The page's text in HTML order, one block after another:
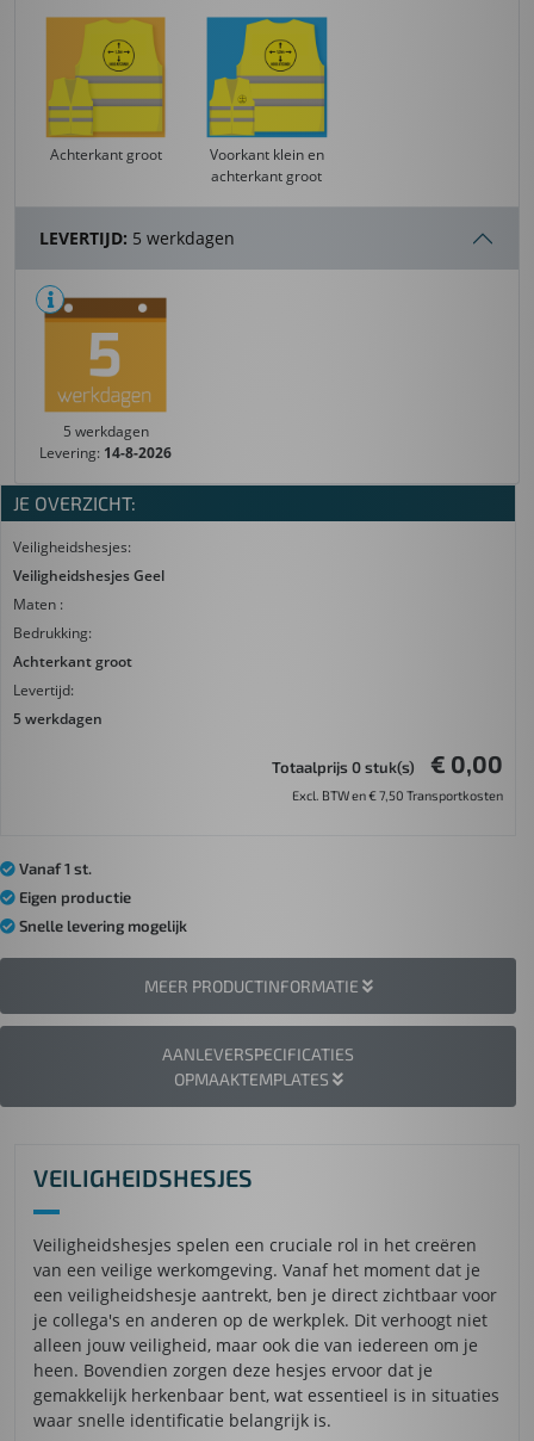
Achterkant groot
Voorkant klein en
achterkant groot
LEVERTIJD: 5 werkdagen
5 werkdagen
Levering: 14-8-2026
JE OVERZICHT:
Veiligheidshesjes:
Veiligheidshesjes Geel
Maten :
Bedrukking:
Achterkant groot
Levertijd:
5 werkdagen
Totaalprijs 0 stuk(s) € 0,00
Excl. BTW en € 7,50 Transportkosten
Vanaf 1 st.
Eigen productie
Snelle levering mogelijk
MEER PRODUCTINFORMATIE
AANLEVERSPECIFICATIES
OPMAAKTEMPLATES
VEILIGHEIDSHESJES
Veiligheidshesjes spelen een cruciale rol in het creëren
van een veilige werkomgeving. Vanaf het moment dat je
een veiligheidshesje aantrekt, ben je direct zichtbaar voor
je collega's en anderen op de werkplek. Dit verhoogt niet
alleen jouw veiligheid, maar ook die van iedereen om je
heen. Bovendien zorgen deze hesjes ervoor dat je
gemakkelijk herkenbaar bent, wat essentieel is in situaties
waar snelle identificatie belangrijk is.